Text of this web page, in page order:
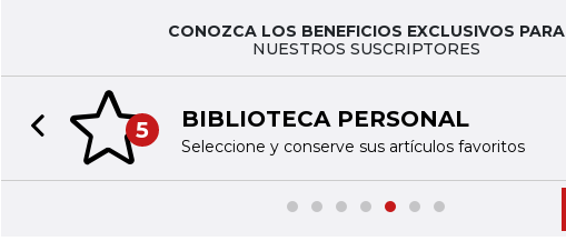
CONOZCA LOS BENEFICIOS EXCLUSIVOS PARA
NUESTROS SUSCRIPTORES
5 BIBLIOTECA PERSONAL
Seleccione y conserve sus artículos favoritos
Previous slide